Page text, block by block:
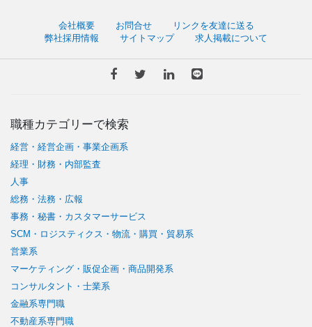
会社概要 お問合せ
リンクを友達に送る
弊社採用情報
サイトマップ 求人掲載について
職種カテゴリーで検索
経営・経営企画・事業企画系
経理・財務・内部監査
人事
総務・法務・広報
事務・秘書・カスタマーサービス
SCM・ロジスティクス・物流・購買・貿易系
営業系
マーケティング・販促企画・商品開発系
コンサルタント・士業系
金融系専門職
不動産系専門職